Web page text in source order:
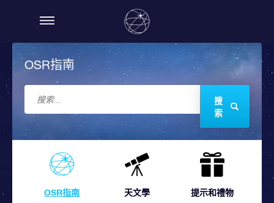
OSR指南
搜
索
OSR指南 天文學 提示和禮物